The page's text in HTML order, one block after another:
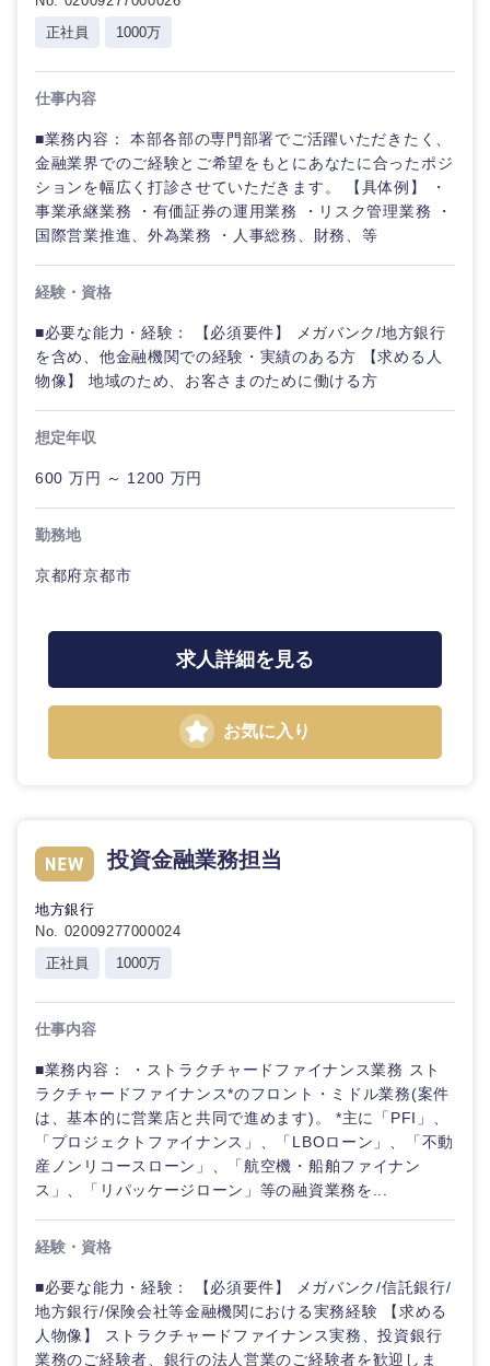
正社員
1000万
仕事内容
■業務内容： 本部各部の専門部署でご活躍いただきたく、
金融業界でのご経験とご希望をもとにあなたに合ったポジ
ションを幅広く打診させていただきます。 【具体例】 ・
事業承継業務 ・有価証券の運用業務 ・リスク管理業務 ・
国際営業推進、外為業務 ・人事総務、財務、等
経験・資格
■必要な能力・経験： 【必須要件】 メガバンク/地方銀行
を含め、他金融機関での経験・実績のある方 【求める人
物像】 地域のため、お客さまのために働ける方
想定年収
600 万円 ～ 1200 万円
勤務地
京都府京都市
求人詳細を見る
お気に入り
投資金融業務担当
地方銀行
No. 02009277000024
正社員
1000万
仕事内容
■業務内容： ・ストラクチャードファイナンス業務 スト
ラクチャードファイナンス*のフロント・ミドル業務(案件
は、基本的に営業店と共同で進めます)。 *主に「PFI」、
「プロジェクトファイナンス」、「LBOローン」、「不動
産ノンリコースローン」、「航空機・船舶ファイナン
ス」、「リパッケージローン」等の融資業務を...
経験・資格
■必要な能力・経験： 【必須要件】 メガバンク/信託銀行/
地方銀行/保険会社等金融機関における実務経験 【求める
人物像】 ストラクチャードファイナンス実務、投資銀行
業務のご経験者、銀行の法人営業のご経験者を歓迎しま